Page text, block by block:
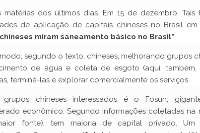
matérias dos últimos dias. Em 15 de dezembro,
de aplicação de capitais chineses no Brasil
miram saneamento básico no Brasil”.
segundo o texto, chineses, melhorando grupos
de água e coleta de esgoto (aqui,
terminá-las e explorar comercialmente os serviços.
chineses interessados é o Fosun,
econômico. Segundo informações coletadas na
fonte), tem maioria de capital privado. Um